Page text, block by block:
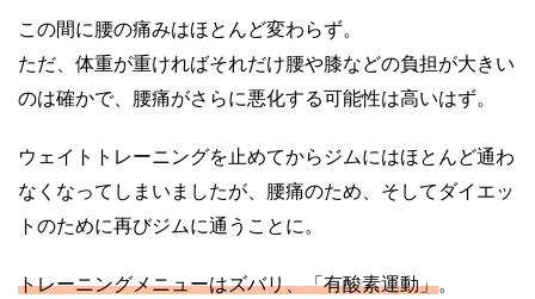
この間に腰の痛みはほとんど変わらず。
ただ、体重が重ければそれだけ腰や膝などの負担が大きい
のは確かで、腰痛がさらに悪化する可能性は高いはず。
ウェイトトレーニングを止めてからジムにはほとんど通わ
なくなってしまいましたが、腰痛のため、そしてダイエッ
トのために再びジムに通うことに。
トレーニングメニューはズバリ、「有酸素運動」。